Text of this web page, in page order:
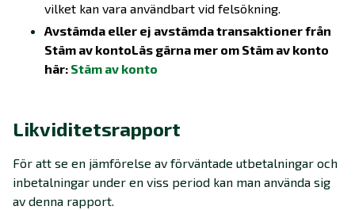
vilket kan vara användbart vid felsökning.
Avstämda eller ej avstämda transaktioner från
Stäm av kontoLäs gärna mer om Stäm av konto
här: Stäm av konto
Likviditetsrapport
För att se en jämförelse av förväntade utbetalningar och
inbetalningar under en viss period kan man använda sig
av denna rapport.